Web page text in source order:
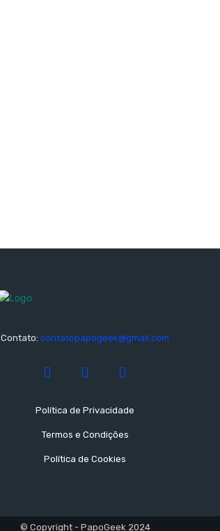
Contato: contatopapogeek@gmail.com
Política de Privacidade
Termos e Condições
Política de Cookies
© Copyright - PapoGeek 2024